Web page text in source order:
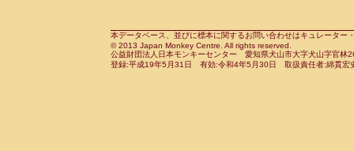
CercopithecidaePapio anubis(0)
CercopithecidaePapio cynocephalus
CercopithecidaePapio hamadryas(0)
CebidaeSaguinus leucopus(0)
CebidaeSaguinus midas(0)
Cebidae Saguinus mystax(0)
本データベース、並びに標本に関するお問い合わせはキュレータ
© 2013 Japan Monkey Centre. All rights reserved.
公益財団法人日本モンキーセンター 愛知県犬山市大字犬山字官
登録:平成19年5月31日 有効:令和4年5月30日 取扱責任者:綿貫宏